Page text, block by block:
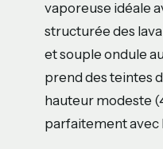
vaporeuse idéale
structurée des
et souple ondule
prend des teintes
hauteur modeste
parfaitement avec